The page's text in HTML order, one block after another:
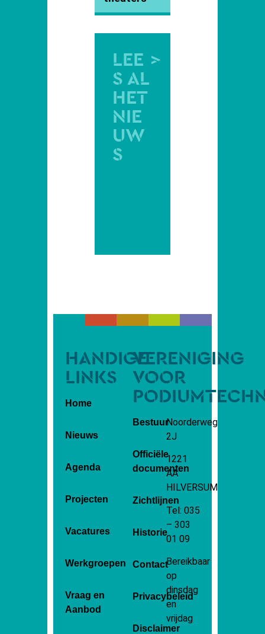
LEE
S AL
HET
NIE
UW
S
>
HANDIGE
LINKS
Home
Nieuws
Agenda
Projecten
Vacatures
Werkgroepen
Vraag en
Aanbod
VERENIGING
VOOR
Bestuur
Officiële
documenten
Zichtlijnen
Historie
Contact
Privacybeleid
Disclaimer
Noorderweg
2J
1221
AA
HILVERSUM
Tel: 035
– 303
01 09
Bereikbaar
op
dinsdag
en
vrijdag